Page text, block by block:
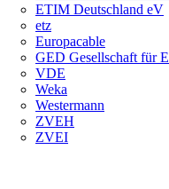
ETIM Deutschland eV
etz
Europacable
GED Gesellschaft für
VDE
Weka
Westermann
ZVEH
ZVEI